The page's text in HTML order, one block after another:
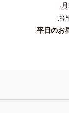
お
平日のお